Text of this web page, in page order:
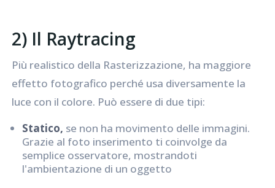
2) Il Raytracing
Più realistico della Rasterizzazione, ha maggiore
effetto fotografico perché usa diversamente la
luce con il colore. Può essere di due tipi:
Statico, se non ha movimento delle immagini.
Grazie al foto inserimento ti coinvolge da
semplice osservatore, mostrandoti
l'ambientazione di un oggetto